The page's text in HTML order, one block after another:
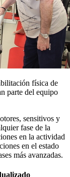
física de
parte del equipo
sensitivos y
fase de la
en la actividad
en el estado
más avanzadas.